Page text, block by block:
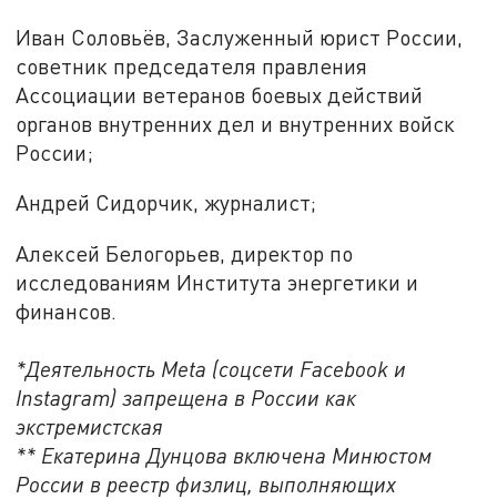
Иван Соловьёв, Заслуженный юрист России,
советник председателя правления
Ассоциации ветеранов боевых действий
органов внутренних дел и внутренних войск
России;
Андрей Сидорчик, журналист;
Алексей Белогорьев, директор по
исследованиям Института энергетики и
финансов.
*Деятельность Meta (соцсети Facebook и
Instagram) запрещена в России как
экстремистская
** Екатерина Дунцова включена Минюстом
России в реестр физлиц, выполняющих